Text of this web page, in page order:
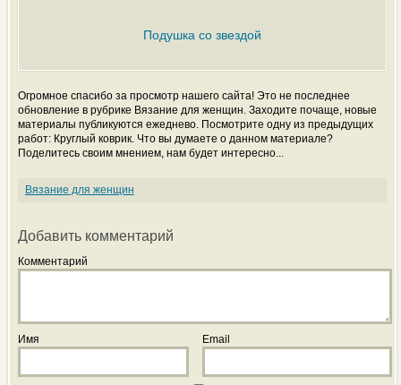
Подушка со звездой
Огромное спасибо за просмотр нашего сайта! Это не последнее
обновление в рубрике Вязание для женщин. Заходите почаще, новые
материалы публикуются ежеднево. Посмотрите одну из предыдущих
работ: Круглый коврик. Что вы думаете о данном материале?
Поделитесь своим мнением, нам будет интересно...
Вязание для женщин
Добавить комментарий
Комментарий
Имя Email